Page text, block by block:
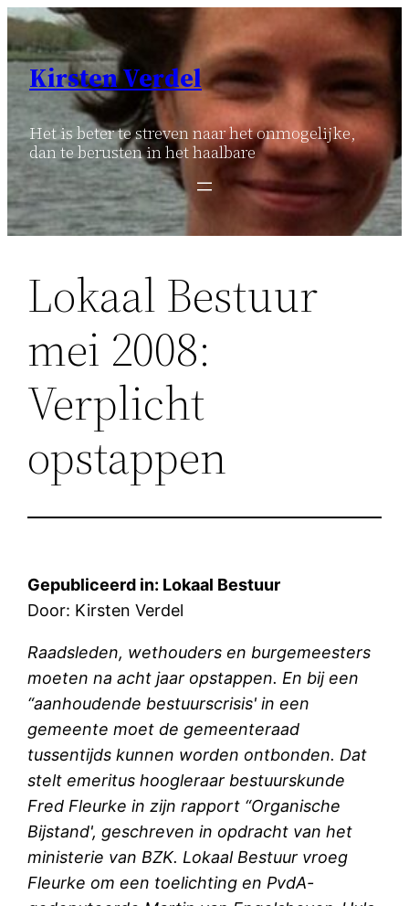
Ga
naar
inhoud
Kirsten Verdel
Het is beter te streven naar het onmogelijke,
dan te berusten in het haalbare
Lokaal Bestuur
mei 2008:
Verplicht
opstappen
Gepubliceerd in: Lokaal Bestuur
Door: Kirsten Verdel
Raadsleden, wethouders en burgemeesters
moeten na acht jaar opstappen. En bij een
“aanhoudende bestuurscrisis' in een
gemeente moet de gemeenteraad
tussentijds kunnen worden ontbonden. Dat
stelt emeritus hoogleraar bestuurskunde
Fred Fleurke in zijn rapport “Organische
Bijstand', geschreven in opdracht van het
ministerie van BZK. Lokaal Bestuur vroeg
Fleurke om een toelichting en PvdA-